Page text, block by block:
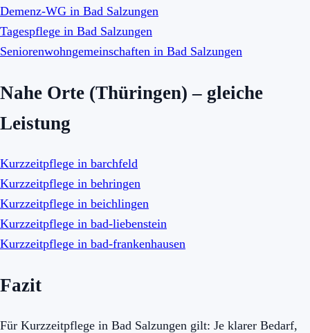
Demenz-WG in Bad Salzungen
Tagespflege in Bad Salzungen
Seniorenwohngemeinschaften in Bad Salzungen
Nahe Orte (Thüringen) – gleiche
Leistung
Kurzzeitpflege in barchfeld
Kurzzeitpflege in behringen
Kurzzeitpflege in beichlingen
Kurzzeitpflege in bad-liebenstein
Kurzzeitpflege in bad-frankenhausen
Fazit
Für Kurzzeitpflege in Bad Salzungen gilt: Je klarer Bedarf,